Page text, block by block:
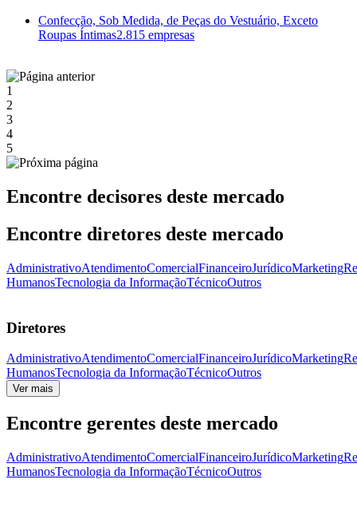
Confecção, Sob Medida, de Peças do Vestuário, Exceto
Roupas Íntimas2.815 empresas
1
2
3
4
5
Encontre decisores deste mercado
Encontre diretores deste mercado
AdministrativoAtendimentoComercialFinanceiroJurídicoMarketing
HumanosTecnologia da InformaçãoTécnicoOutros
Diretores
AdministrativoAtendimentoComercialFinanceiroJurídicoMarketing
HumanosTecnologia da InformaçãoTécnicoOutros
Ver mais
Encontre gerentes deste mercado
AdministrativoAtendimentoComercialFinanceiroJurídicoMarketing
HumanosTecnologia da InformaçãoTécnicoOutros